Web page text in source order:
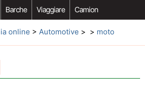
Barche Viaggiare Camion
Auto Car Opzioni Aftermarket
online > Automotive > > moto